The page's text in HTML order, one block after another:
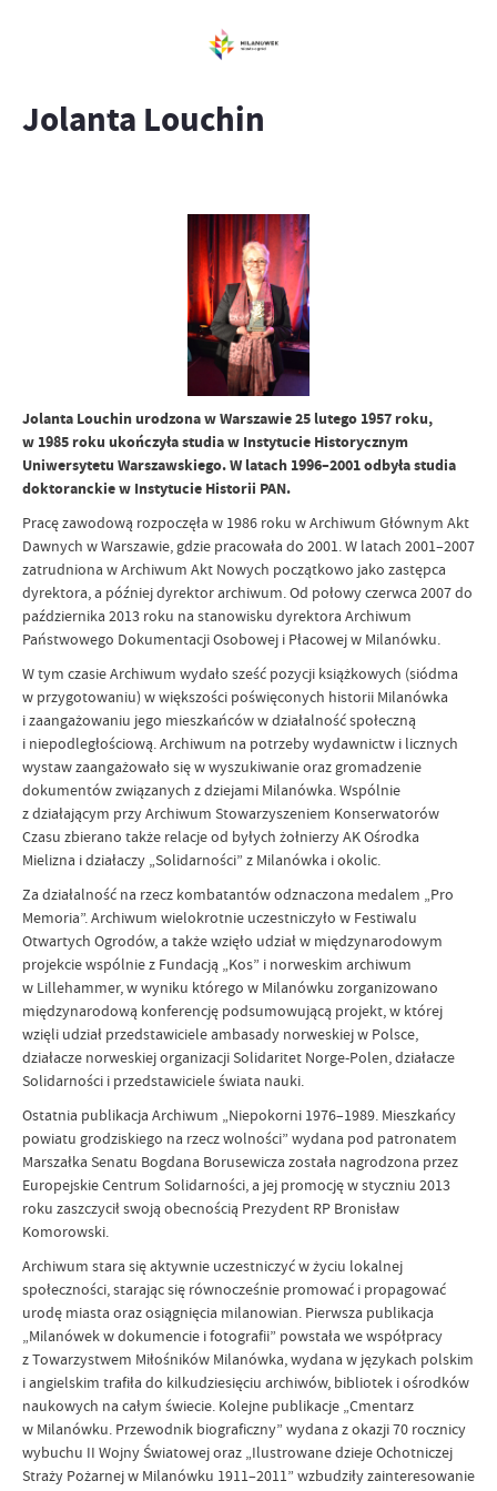
Jolanta Louchin
Jolanta Louchin urodzona w Warszawie 25 lutego 1957 roku,
w 1985 roku ukończyła studia w Instytucie Historycznym
Uniwersytetu Warszawskiego. W latach 1996–2001 odbyła studia
doktoranckie w Instytucie Historii PAN.
Pracę zawodową rozpoczęła w 1986 roku w Archiwum Głównym Akt
Dawnych w Warszawie, gdzie pracowała do 2001. W latach 2001–2007
zatrudniona w Archiwum Akt Nowych początkowo jako zastępca
dyrektora, a później dyrektor archiwum. Od połowy czerwca 2007 do
października 2013 roku na stanowisku dyrektora Archiwum
Państwowego Dokumentacji Osobowej i Płacowej w Milanówku.
W tym czasie Archiwum wydało sześć pozycji książkowych (siódma
w przygotowaniu) w większości poświęconych historii Milanówka
i zaangażowaniu jego mieszkańców w działalność społeczną
i niepodległościową. Archiwum na potrzeby wydawnictw i licznych
wystaw zaangażowało się w wyszukiwanie oraz gromadzenie
dokumentów związanych z dziejami Milanówka. Wspólnie
z działającym przy Archiwum Stowarzyszeniem Konserwatorów
Czasu zbierano także relacje od byłych żołnierzy AK Ośrodka
Mielizna i działaczy „Solidarności” z Milanówka i okolic.
Za działalność na rzecz kombatantów odznaczona medalem „Pro
Memoria”. Archiwum wielokrotnie uczestniczyło w Festiwalu
Otwartych Ogrodów, a także wzięło udział w międzynarodowym
projekcie wspólnie z Fundacją „Kos” i norweskim archiwum
w Lillehammer, w wyniku którego w Milanówku zorganizowano
międzynarodową konferencję podsumowującą projekt, w której
wzięli udział przedstawiciele ambasady norweskiej w Polsce,
działacze norweskiej organizacji Solidaritet Norge-Polen, działacze
Solidarności i przedstawiciele świata nauki.
Ostatnia publikacja Archiwum „Niepokorni 1976–1989. Mieszkańcy
powiatu grodziskiego na rzecz wolności” wydana pod patronatem
Marszałka Senatu Bogdana Borusewicza została nagrodzona przez
Europejskie Centrum Solidarności, a jej promocję w styczniu 2013
roku zaszczycił swoją obecnością Prezydent RP Bronisław
Komorowski.
Archiwum stara się aktywnie uczestniczyć w życiu lokalnej
społeczności, starając się równocześnie promować i propagować
urodę miasta oraz osiągnięcia milanowian. Pierwsza publikacja
„Milanówek w dokumencie i fotografii” powstała we współpracy
z Towarzystwem Miłośników Milanówka, wydana w językach polskim
i angielskim trafiła do kilkudziesięciu archiwów, bibliotek i ośrodków
naukowych na całym świecie. Kolejne publikacje „Cmentarz
w Milanówku. Przewodnik biograficzny” wydana z okazji 70 rocznicy
wybuchu II Wojny Światowej oraz „Ilustrowane dzieje Ochotniczej
Straży Pożarnej w Milanówku 1911–2011” wzbudziły zainteresowanie